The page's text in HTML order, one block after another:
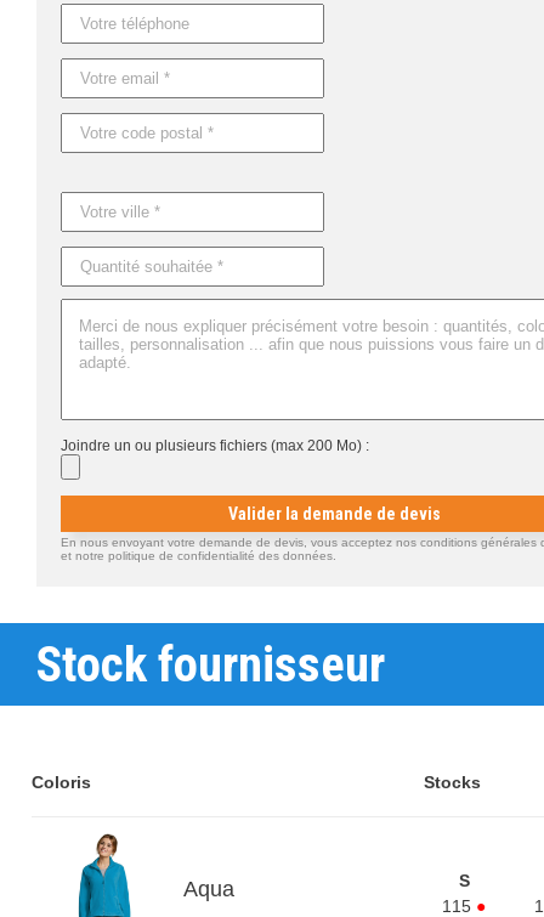
Dimensions : 58X36X48 CM
Joindre un ou plusieurs fichiers (max 200 Mo) :
Valider la demande de devis
En nous envoyant votre demande de devis, vous acceptez nos conditions générales
et notre politique de confidentialité des données.
Stock fournisseur
Coloris Stocks
Aqua
S
115 ●